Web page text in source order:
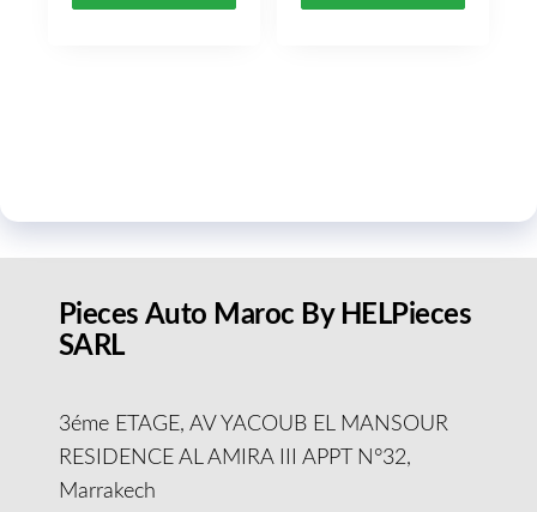
Pieces Auto Maroc By HELPieces
SARL
3éme ETAGE, AV YACOUB EL MANSOUR
RESIDENCE AL AMIRA III APPT N°32,
Marrakech